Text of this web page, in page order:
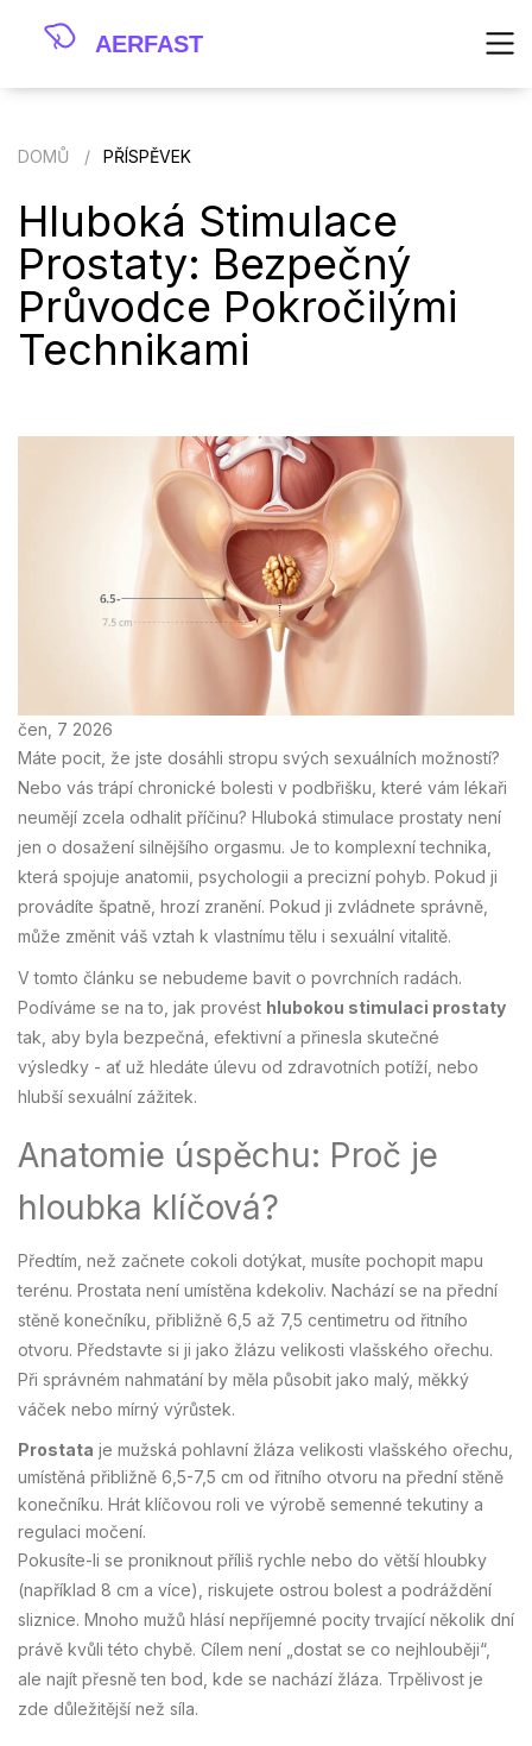
DOMŮ PŘÍSPĚVEK
Hluboká Stimulace
Prostaty: Bezpečný
Průvodce Pokročilými
Technikami
čen, 7 2026
Máte pocit, že jste dosáhli stropu svých sexuálních možností?
Nebo vás trápí chronické bolesti v podbřišku, které vám lékaři
neumějí zcela odhalit příčinu? Hluboká stimulace prostaty není
jen o dosažení silnějšího orgasmu. Je to komplexní technika,
která spojuje anatomii, psychologii a precizní pohyb. Pokud ji
provádíte špatně, hrozí zranění. Pokud ji zvládnete správně,
může změnit váš vztah k vlastnímu tělu i sexuální vitalitě.
V tomto článku se nebudeme bavit o povrchních radách.
Podíváme se na to, jak provést hlubokou stimulaci prostaty
tak, aby byla bezpečná, efektivní a přinesla skutečné
výsledky - ať už hledáte úlevu od zdravotních potíží, nebo
hlubší sexuální zážitek.
Anatomie úspěchu: Proč je
hloubka klíčová?
Předtím, než začnete cokoli dotýkat, musíte pochopit mapu
terénu. Prostata není umístěna kdekoliv. Nachází se na přední
stěně konečníku, přibližně 6,5 až 7,5 centimetru od řitního
otvoru. Představte si ji jako žlázu velikosti vlašského ořechu.
Při správném nahmatání by měla působit jako malý, měkký
váček nebo mírný výrůstek.
Prostata je mužská pohlavní žláza velikosti vlašského ořechu,
umístěná přibližně 6,5-7,5 cm od řitního otvoru na přední stěně
konečníku. Hrát klíčovou roli ve výrobě semenné tekutiny a
regulaci močení.
Pokusíte-li se proniknout příliš rychle nebo do větší hloubky
(například 8 cm a více), riskujete ostrou bolest a podráždění
sliznice. Mnoho mužů hlásí nepříjemné pocity trvající několik dní
právě kvůli této chybě. Cílem není „dostat se co nejhlouběji“,
ale najít přesně ten bod, kde se nachází žláza. Trpělivost je
zde důležitější než síla.